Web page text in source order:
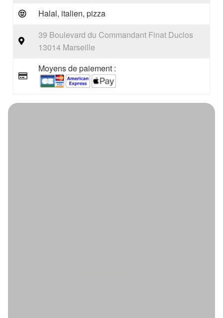
Halal, italien, pizza
39 Boulevard du Commandant Finat Duclos
13014 Marseille
Moyens de paiement :